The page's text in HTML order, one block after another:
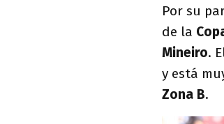
Por su
de la
Mineiro.
y está
Zona B.